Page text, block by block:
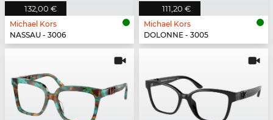
132,00 €
Michael Kors
NASSAU - 3006
111,20 €
Michael Kors
DOLONNE - 3005